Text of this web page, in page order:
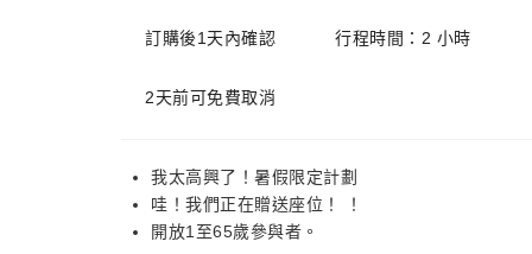
訂購後1天內確認 行程時間：2 小時
2天前可免費取消
我太高興了！暑假限定計劃
哇！我們正在贈送座位！ ！
開放1至65歲參與者。